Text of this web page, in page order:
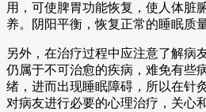
用，可使脾胃功能恢复，使人体脏
养。阴阳平衡，恢复正常的睡眠质量
另外，在治疗过程中应注意了解病
仍属于不可治愈的疾病，难免有些
绪，进而出现睡眠障碍，所以在针
对病友进行必要的心理治疗，关心